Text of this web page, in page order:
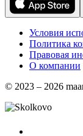
Условия
Политика
Правовая
О компании
© 2023 – 2026